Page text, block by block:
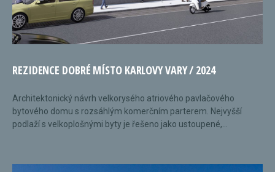
REZIDENCE DOBRÉ MÍSTO KARLOVY VARY / 2024
Architektonický návrh velkorysého atriového pavlačového
bytového domu s rozsáhlým komerčním parterem. Nejvyšší
podlaží s velkoplošnými byty je řešeno jako ustoupené,...